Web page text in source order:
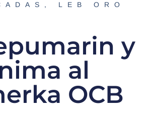
, LEB ORO
y
al
OCB